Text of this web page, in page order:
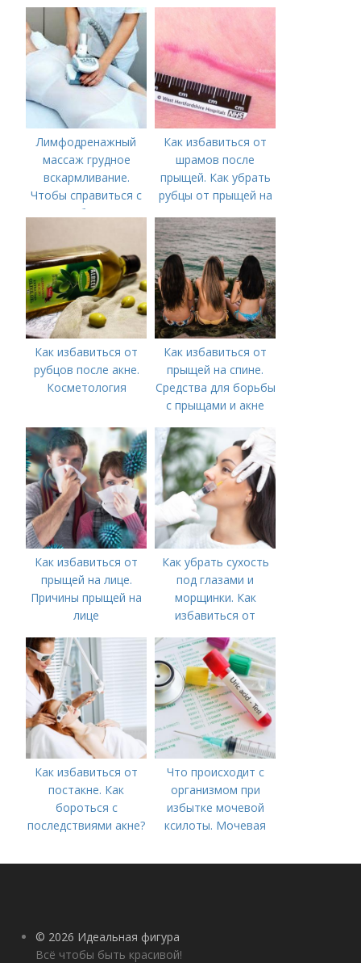
Лимфодренажный
массаж грудное
вскармливание.
Чтобы справиться с
нагрубанием,
предпринять
следующие действия:
Как избавиться от
шрамов после
прыщей. Как убрать
рубцы от прыщей на
Как избавиться от
рубцов после акне.
Косметология
Как избавиться от
прыщей на спине.
Средства для борьбы
с прыщами и акне
Как избавиться от
прыщей на лице.
Причины прыщей на
лице
Как убрать сухость
под глазами и
морщинки. Как
избавиться от
косметологические
процедуры
Как избавиться от
постакне. Как
бороться с
последствиями акне?
Что происходит с
организмом при
избытке мочевой
ксилоты. Мочевая
норма и отклонения
© 2026 Идеальная фигура
Всё чтобы быть красивой!